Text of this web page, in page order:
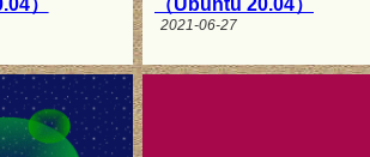
）
（Ubuntu 20.04）
2021-06-27